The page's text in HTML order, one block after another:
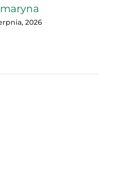
2026